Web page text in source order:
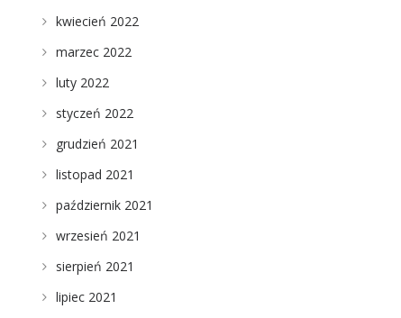
kwiecień 2022
marzec 2022
luty 2022
styczeń 2022
grudzień 2021
listopad 2021
październik 2021
wrzesień 2021
sierpień 2021
lipiec 2021